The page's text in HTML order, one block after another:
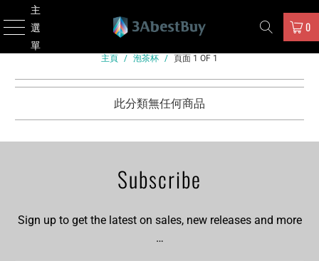
主
選
單
0
主頁 / 泡茶杯 / 頁面 1 OF 1
此分類無任何商品
Subscribe
Sign up to get the latest on sales, new releases and more
…